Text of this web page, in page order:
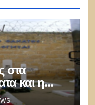
στα
και η